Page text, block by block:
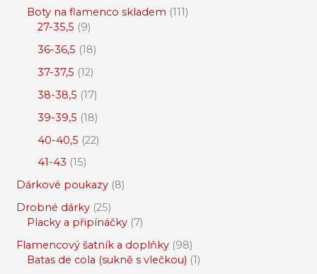
Boty na flamenco skladem 111
27-35,5 9
36-36,5 18
37-37,5 12
38-38,5 17
39-39,5 18
40-40,5 22
41-43 15
Dárkové poukazy 8
Drobné dárky 25
Placky a připínáčky 7
Flamencový šatník a doplňky 98
Batas de cola (sukně s vlečkou) 1